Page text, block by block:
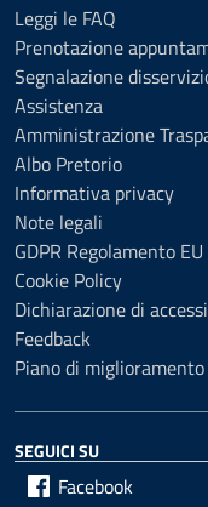
Leggi le FAQ
Prenotazione
Segnalazione
Assistenza
Amministrazione
Albo Pretorio
Informativa privacy
Note legali
GDPR Regolamento
Cookie Policy
Dichiarazione di
Feedback
Piano di
SEGUICI SU
Facebook